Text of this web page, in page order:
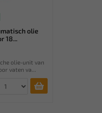
olie
18...
olie-unit van
vaten va...